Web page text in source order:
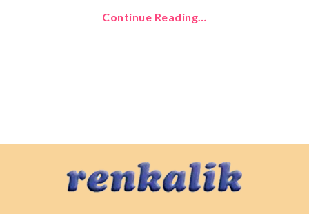
Continue Reading…